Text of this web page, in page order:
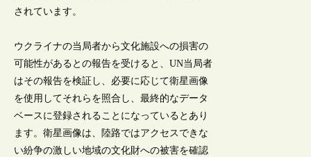
されています。
ウクライナの当局者から文化施設への損害の
可能性があるとの報告を受けると、UN当局者
はその報告を検証し、必要に応じて衛星画像
を使用してそれらを照合し、最終的なデータ
ベースに登録されることになっているとあり
ます。衛星画像は、陸路ではアクセスできな
い紛争の激しい地域の文化財への被害を確認